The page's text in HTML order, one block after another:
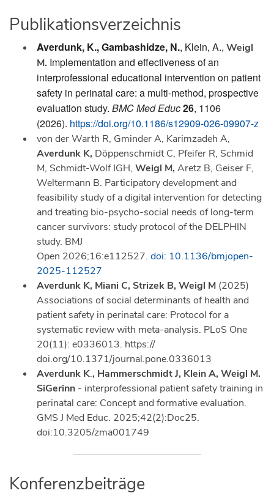
Publikationsverzeichnis
Averdunk, K., Gambashidze, N., Klein, A., Weigl
M. Implementation and effectiveness of an
interprofessional educational intervention on patient
safety in perinatal care: a multi-method, prospective
evaluation study. BMC Med Educ26, 1106
(2026). https://doi.org/10.1186/s12909-026-09907-z
von der Warth R, Gminder A, Karimzadeh A,
Averdunk K, Döppenschmidt C, Pfeifer R, Schmid
M, Schmidt-Wolf IGH, Weigl M, Aretz B, Geiser F,
Weltermann B. Participatory development and
feasibility study of a digital intervention for detecting
and treating bio-psycho-social needs of long-term
cancer survivors: study protocol of the DELPHIN
study. BMJ
Open 2026;16:e112527. doi: 10.1136/bmjopen-
2025-112527
Averdunk K, Miani C, Strizek B, Weigl M (2025)
Associations of social determinants of health and
patient safety in perinatal care: Protocol for a
systematic review with meta-analysis. PLoS One
20(11): e0336013. https://
doi.org/10.1371/journal.pone.0336013
Averdunk K., Hammerschmidt J, Klein A, Weigl M.
SiGerinn - interprofessional patient safety training in
perinatal care: Concept and formative evaluation.
GMS J Med Educ. 2025;42(2):Doc25.
doi:10.3205/zma001749
Konferenzbeiträge